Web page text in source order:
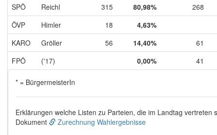
SPÖ Reichl 315 80,98%
268
ÖVP
Himler 18
4,63%
KARO
Gröller 56 14,40%
61
FPÖ
('17) 0,00% 41
* = BürgermeisterIn
Erklärungen welche Listen zu Parteien, die im Landtag vertreten
Dokument
Zurechnung Wahlergebnisse